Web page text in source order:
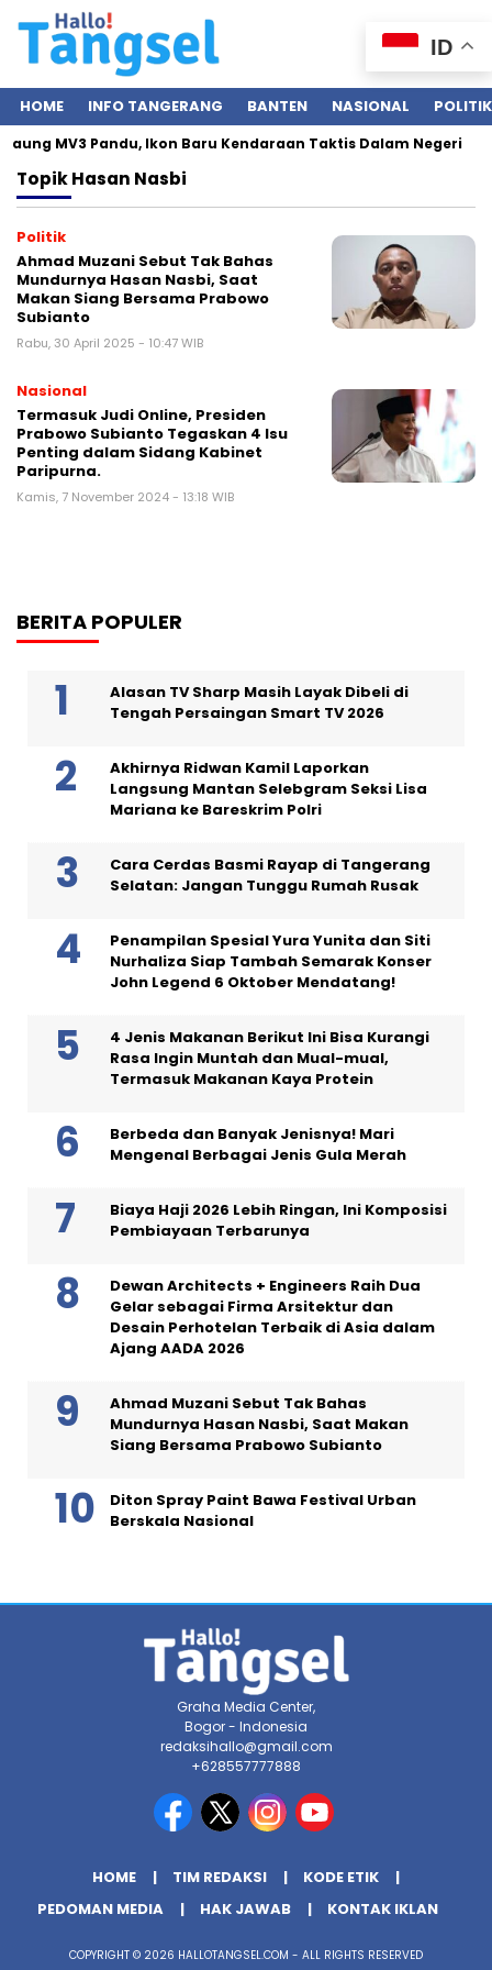
HOME INFO TANGERANG BANTEN NASIONAL POLITIK
MV3 Pandu, Ikon Baru Kendaraan Taktis Dalam Negeri
TopikHasan Nasbi
Politik
Ahmad Muzani Sebut Tak Bahas
Mundurnya Hasan Nasbi, Saat
Makan Siang Bersama Prabowo
Subianto
Rabu, 30 April 2025 - 10:47 WIB
Nasional
Termasuk Judi Online, Presiden
Prabowo Subianto Tegaskan 4 Isu
Penting dalam Sidang Kabinet
Paripurna.
Kamis, 7 November 2024 - 13:18 WIB
BERITA POPULER
Alasan TV Sharp Masih Layak Dibeli di
Tengah Persaingan Smart TV 2026
Akhirnya Ridwan Kamil Laporkan
Langsung Mantan Selebgram Seksi Lisa
Mariana ke Bareskrim Polri
Cara Cerdas Basmi Rayap di Tangerang
Selatan: Jangan Tunggu Rumah Rusak
Penampilan Spesial Yura Yunita dan Siti
Nurhaliza Siap Tambah Semarak Konser
John Legend 6 Oktober Mendatang!
4 Jenis Makanan Berikut Ini Bisa Kurangi
Rasa Ingin Muntah dan Mual-mual,
Termasuk Makanan Kaya Protein
Berbeda dan Banyak Jenisnya! Mari
Mengenal Berbagai Jenis Gula Merah
Biaya Haji 2026 Lebih Ringan, Ini Komposisi
Pembiayaan Terbarunya
Dewan Architects + Engineers Raih Dua
Gelar sebagai Firma Arsitektur dan
Desain Perhotelan Terbaik di Asia dalam
Ajang AADA 2026
Ahmad Muzani Sebut Tak Bahas
Mundurnya Hasan Nasbi, Saat Makan
Siang Bersama Prabowo Subianto
Diton Spray Paint Bawa Festival Urban
Berskala Nasional
ID
Graha Media Center,
Bogor - Indonesia
redaksihallo@gmail.com
+628557777888
HOME TIM REDAKSI
KODE ETIK
PEDOMAN MEDIA
HAK JAWAB KONTAK IKLAN
COPYRIGHT © 2026 HALLOTANGSEL.COM - ALL RIGHTS RESERVED